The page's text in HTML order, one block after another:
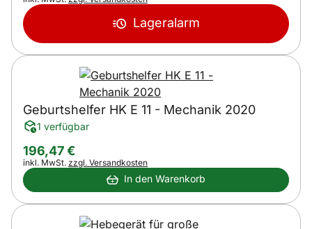
Lageralarm
Geburtshelfer HK E 11 - Mechanik 2020
1 verfügbar
196,47€
Steuerhinweis:
inkl. MwSt. zzgl. Versandkosten
In den Warenkorb